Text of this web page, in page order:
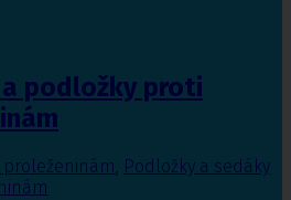
podložky proti
, Podložky a sedáky